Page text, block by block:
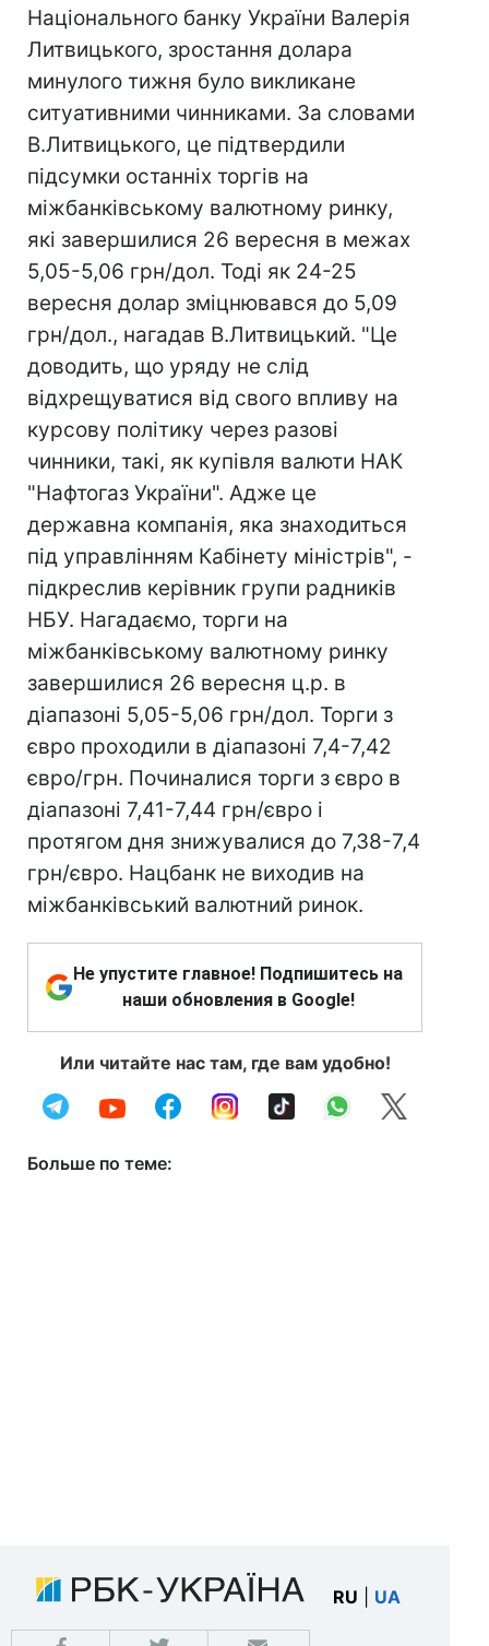
Національного банку України Валерія
Литвицького, зростання долара
минулого тижня було викликане
ситуативними чинниками. За словами
В.Литвицького, це підтвердили
підсумки останніх торгів на
міжбанківському валютному ринку,
які завершилися 26 вересня в межах
5,05-5,06 грн/дол. Тоді як 24-25
вересня долар зміцнювався до 5,09
грн/дол., нагадав В.Литвицький. "Це
доводить, що уряду не слід
відхрещуватися від свого впливу на
курсову політику через разові
чинники, такі, як купівля валюти НАК
"Нафтогаз України". Адже це
державна компанія, яка знаходиться
під управлінням Кабінету міністрів", -
підкреслив керівник групи радників
НБУ. Нагадаємо, торги на
міжбанківському валютному ринку
завершилися 26 вересня ц.р. в
діапазоні 5,05-5,06 грн/дол. Торги з
євро проходили в діапазоні 7,4-7,42
євро/грн. Починалися торги з євро в
діапазоні 7,41-7,44 грн/євро і
протягом дня знижувалися до 7,38-7,4
грн/євро. Нацбанк не виходив на
міжбанківський валютний ринок.
Не упустите главное! Подпишитесь на
наши обновления в Google!
Или читайте нас там, где вам удобно!
Больше по теме:
RU UA